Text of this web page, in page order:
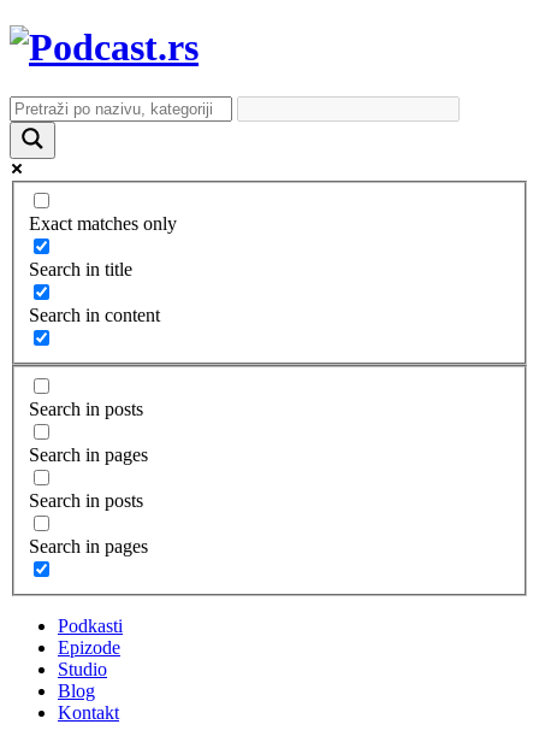
Exact matches only
Search in title
Search in content
Search in posts
Search in pages
Search in posts
Search in pages
Podkasti
Epizode
Studio
Blog
Kontakt